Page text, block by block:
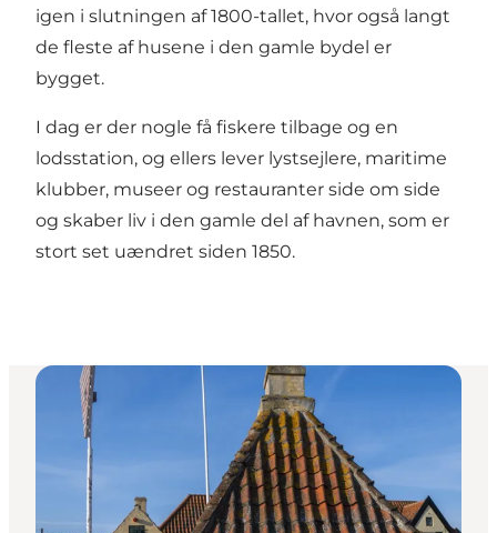
igen i slutningen af 1800-tallet, hvor også langt
de fleste af husene i den gamle bydel er
bygget.
I dag er der nogle få fiskere tilbage og en
lodsstation, og ellers lever lystsejlere, maritime
klubber, museer og restauranter side om side
og skaber liv i den gamle del af havnen, som er
stort set uændret siden 1850.